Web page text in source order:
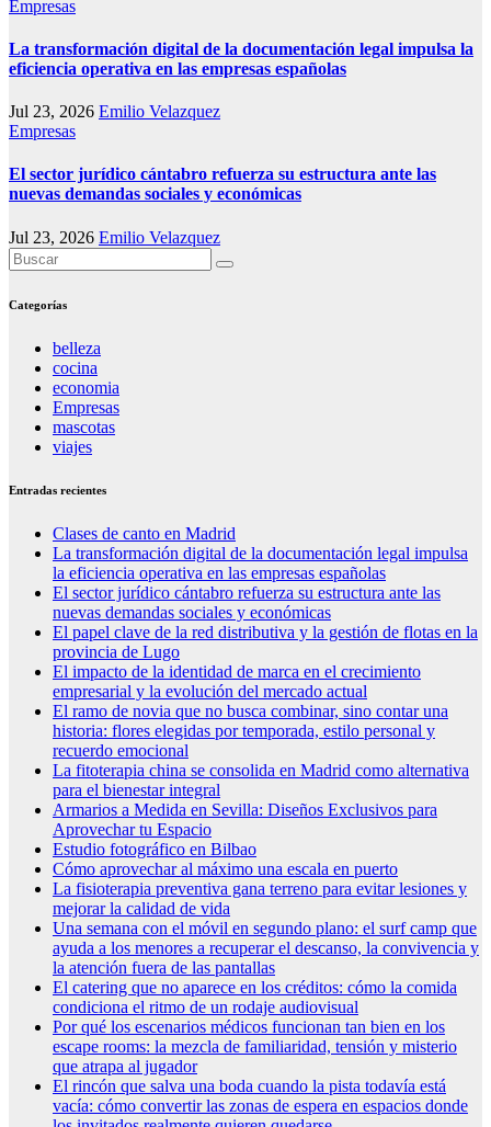
Empresas
La transformación digital de la documentación legal impulsa la
eficiencia operativa en las empresas españolas
Jul 23, 2026 Emilio Velazquez
Empresas
El sector jurídico cántabro refuerza su estructura ante las
nuevas demandas sociales y económicas
Jul 23, 2026 Emilio Velazquez
Categorías
belleza
cocina
economia
Empresas
mascotas
viajes
Entradas recientes
Clases de canto en Madrid
La transformación digital de la documentación legal impulsa
la eficiencia operativa en las empresas españolas
El sector jurídico cántabro refuerza su estructura ante las
nuevas demandas sociales y económicas
El papel clave de la red distributiva y la gestión de flotas en la
provincia de Lugo
El impacto de la identidad de marca en el crecimiento
empresarial y la evolución del mercado actual
El ramo de novia que no busca combinar, sino contar una
historia: flores elegidas por temporada, estilo personal y
recuerdo emocional
La fitoterapia china se consolida en Madrid como alternativa
para el bienestar integral
Armarios a Medida en Sevilla: Diseños Exclusivos para
Aprovechar tu Espacio
Estudio fotográfico en Bilbao
Cómo aprovechar al máximo una escala en puerto
La fisioterapia preventiva gana terreno para evitar lesiones y
mejorar la calidad de vida
Una semana con el móvil en segundo plano: el surf camp que
ayuda a los menores a recuperar el descanso, la convivencia y
la atención fuera de las pantallas
El catering que no aparece en los créditos: cómo la comida
condiciona el ritmo de un rodaje audiovisual
Por qué los escenarios médicos funcionan tan bien en los
escape rooms: la mezcla de familiaridad, tensión y misterio
que atrapa al jugador
El rincón que salva una boda cuando la pista todavía está
vacía: cómo convertir las zonas de espera en espacios donde